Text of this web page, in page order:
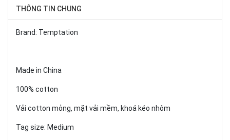
THÔNG TIN CHUNG
Brand: Temptation
Made in China
100% cotton
Vải cotton mỏng, mặt vải mềm, khoá kéo nhôm
Tag size: Medium